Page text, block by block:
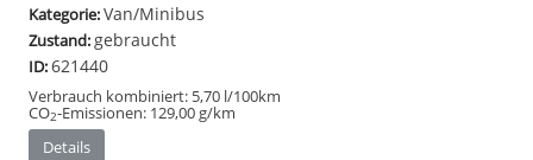
Kategorie:Van/Minibus
Zustand: gebraucht
ID:621440
Verbrauch kombiniert: 5,70 l/100km
CO2-Emissionen: 129,00 g/km
Details